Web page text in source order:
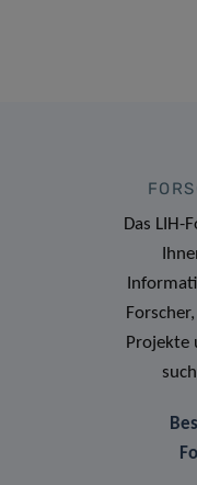
Das LIH-
Projekte